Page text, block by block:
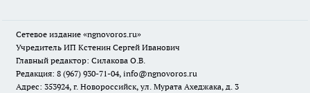
Сетевое издание «ngnovoros.ru»
Учредитель ИП Кстенин Сергей Иванович
Главный редактор: Силакова О.В.
Редакция: 8 (967) 930-71-04, info@ngnovoros.ru
Адрес: 353924, г. Новороссийск, ул. Мурата Ахеджака, д. 3